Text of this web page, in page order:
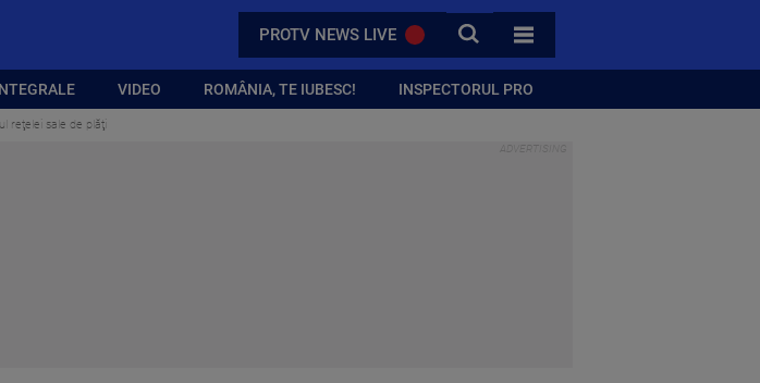
PROTV NEWS LIVE CAUTA
TOATE CATEGORIILE
VIDEO ROMÂNIA, TE IUBESC! INSPECTORUL PRO
reţelei sale de plăţi